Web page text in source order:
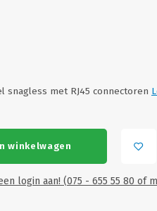
snagless met RJ45 connectoren
winkelwagen
login aan! (075 - 655 55 80 of